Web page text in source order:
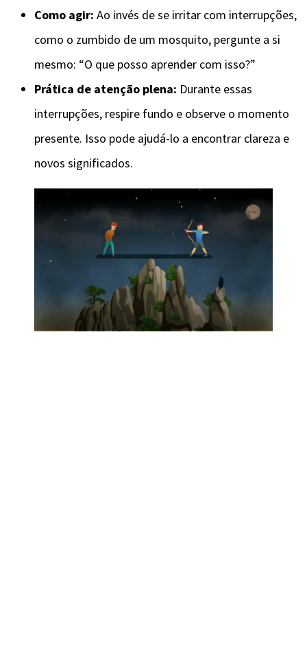
Como agir: Ao invés de se irritar com interrupções,
como o zumbido de um mosquito, pergunte a si
mesmo: “O que posso aprender com isso?”
Prática de atenção plena: Durante essas
interrupções, respire fundo e observe o momento
presente. Isso pode ajudá-lo a encontrar clareza e
novos significados.